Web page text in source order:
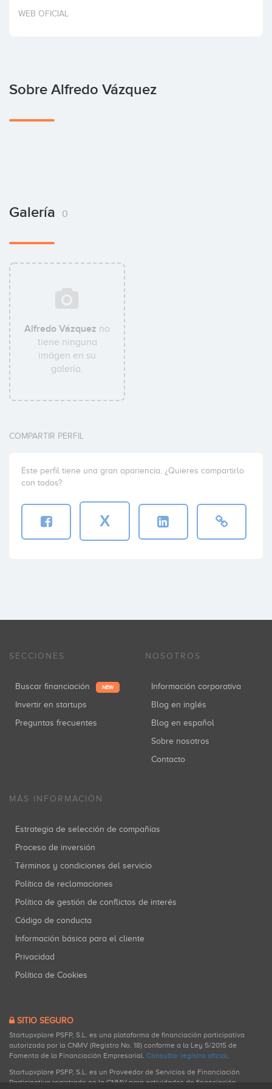
Invertir
WEB OFICIAL
Sobre Alfredo Vázquez
Galería 0
Alfredo Vázquez no
tiene ninguna
imágen en su
galería.
COMPARTIR PERFIL
Este perfil tiene una gran apariencia. ¿Quieres compartirlo
con todos?
X
SECCIONES
Buscar financiación NEW
Invertir en startups
Preguntas frecuentes
NOSOTROS
Información corporativa
Blog en inglés
Blog en español
Sobre nosotros
Contacto
MÁS INFORMACIÓN
Estrategia de selección de compañías
Proceso de inversión
Términos y condiciones del servicio
Política de reclamaciones
Política de gestión de conflictos de interés
Código de conducta
Información básica para el cliente
Privacidad
Política de Cookies
SITIO SEGURO
Startupxplore PSFP, S.L. es una plataforma de financiación participativa
autorizada por la CNMV (Registro No. 18) conforme a la Ley 5/2015 de
Fomento de la Financiación Empresarial. Consultar registro oficial.
Startupxplore PSFP, S.L. es un Proveedor de Servicios de Financiación
Participativa registrado en la CNMV para actividades de financiación